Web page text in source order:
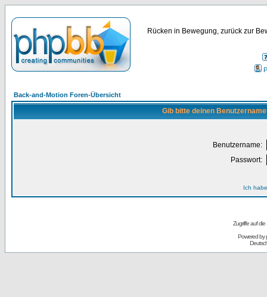
Rücken in Bewegung, zurück zur
Back-and-Motion Foren-Übersicht
Gib bitte deinen
Benutzername:
Passwort:
Ich
Zugriffe auf
Powered by